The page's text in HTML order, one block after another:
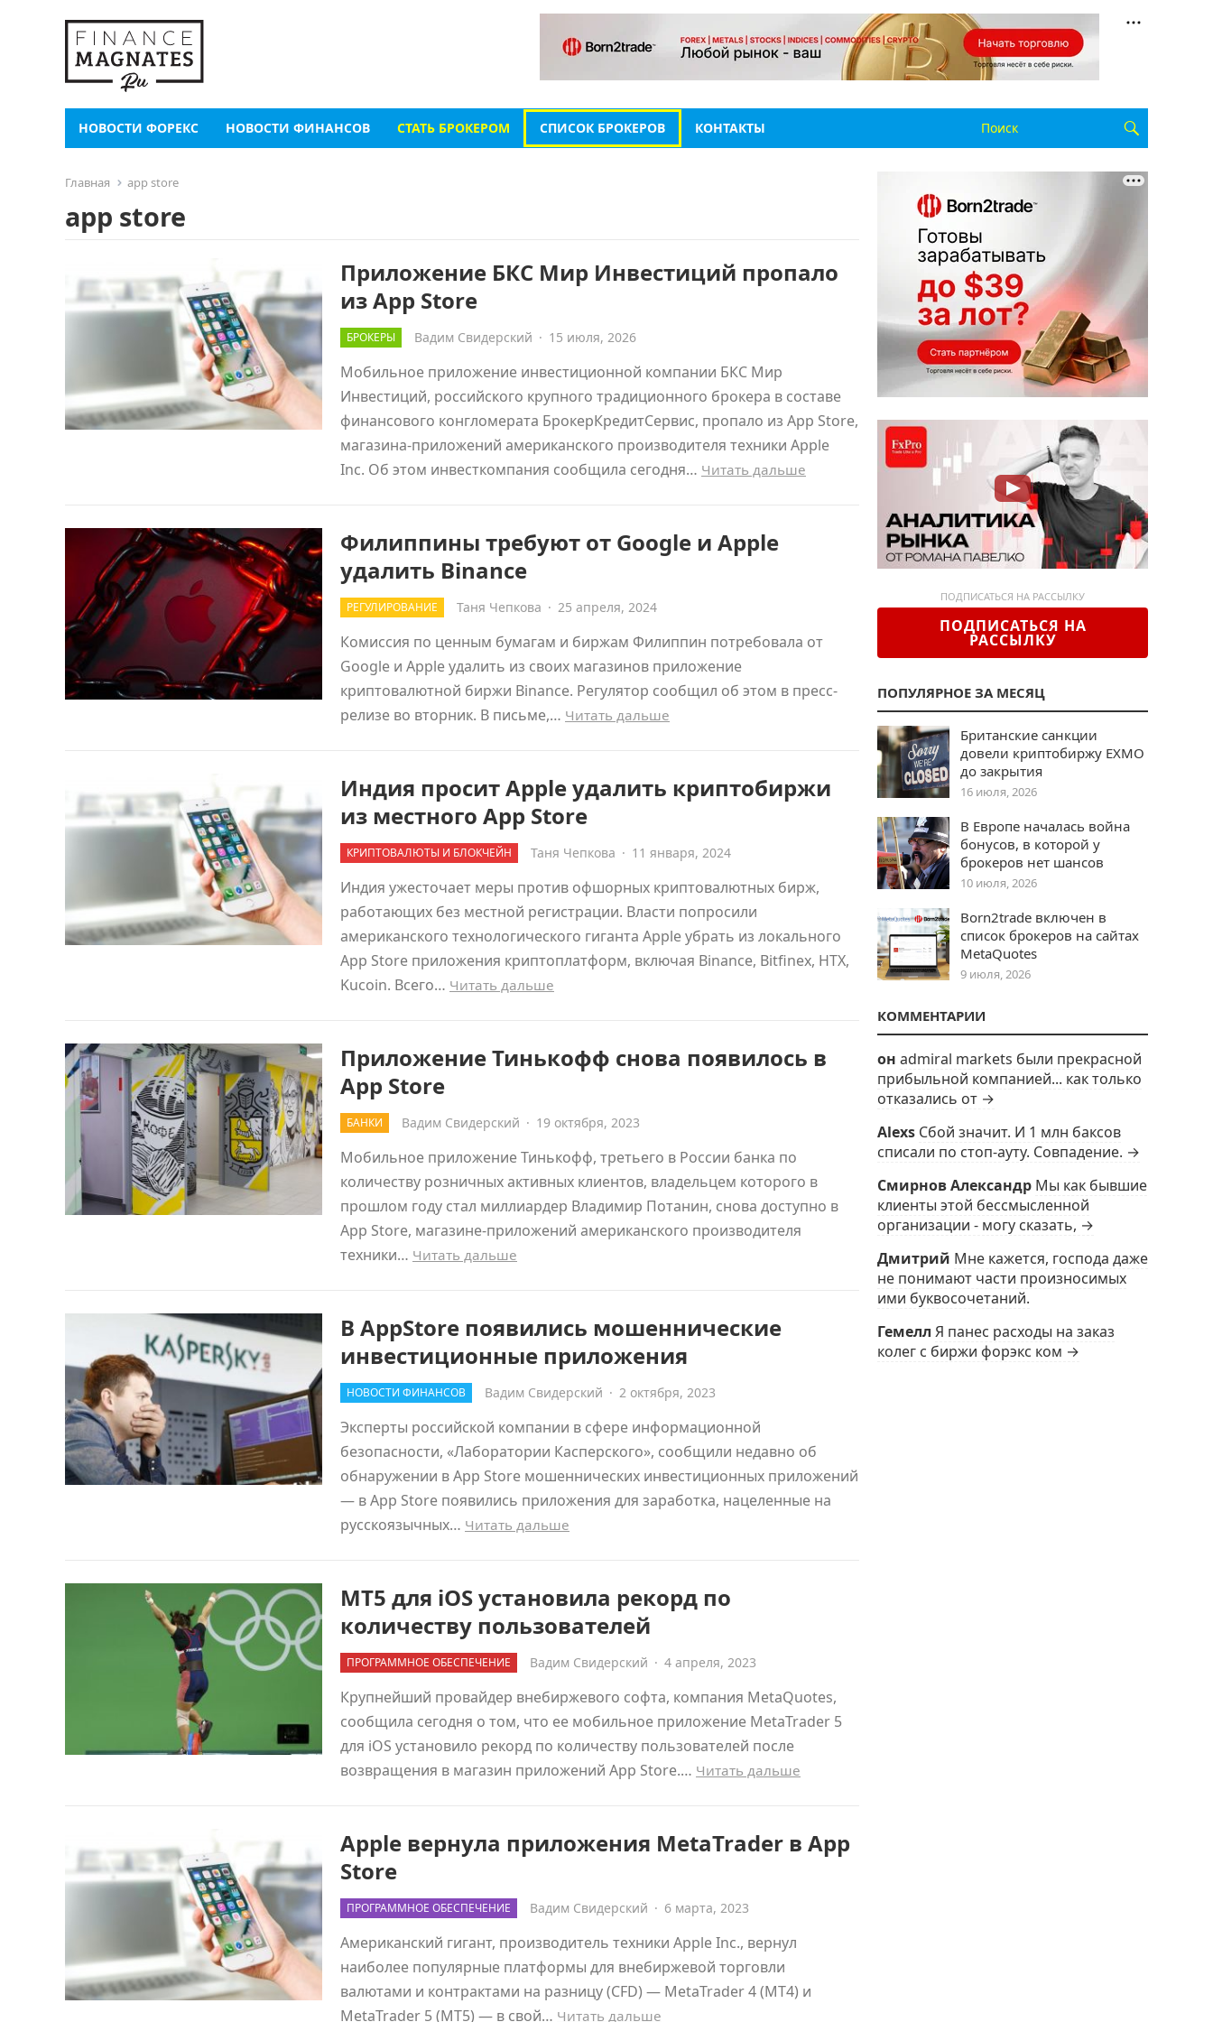
НОВОСТИ ФОРЕКС НОВОСТИ ФИНАНСОВ СТАТЬ БРОКЕРОМ СПИСОК БРОКЕРОВ КОНТАКТЫ
Главная app store
app store
Приложение БКС Мир Инвестиций пропало
из App Store
БРОКЕРЫ Вадим Свидерский · 15 июля, 2026
Мобильное приложение инвестиционной компании БКС Мир
Инвестиций, российского крупного традиционного брокера в составе
финансового конгломерата БрокерКредитСервис, пропало из App Store,
магазина-приложений американского производителя техники Apple
Inc. Об этом инвесткомпания сообщила сегодня… Читать дальше
Филиппины требуют от Google и Apple
удалить Binance
РЕГУЛИРОВАНИЕ Таня Чепкова · 25 апреля, 2024
Комиссия по ценным бумагам и биржам Филиппин потребовала от
Google и Apple удалить из своих магазинов приложение
криптовалютной биржи Binance. Регулятор сообщил об этом в пресс-
релизе во вторник. В письме,… Читать дальше
Индия просит Apple удалить криптобиржи
из местного App Store
КРИПТОВАЛЮТЫ И БЛОКЧЕЙН Таня Чепкова · 11 января, 2024
Индия ужесточает меры против офшорных криптовалютных бирж,
работающих без местной регистрации. Власти попросили
американского технологического гиганта Apple убрать из локального
App Store приложения криптоплатформ, включая Binance, Bitfinex, HTX,
Kucoin. Всего… Читать дальше
Приложение Тинькофф снова появилось в
App Store
БАНКИ Вадим Свидерский · 19 октября, 2023
Мобильное приложение Тинькофф, третьего в России банка по
количеству розничных активных клиентов, владельцем которого в
прошлом году стал миллиардер Владимир Потанин, снова доступно в
App Store, магазине-приложений американского производителя
техники… Читать дальше
В AppStore появились мошеннические
инвестиционные приложения
НОВОСТИ ФИНАНСОВ Вадим Свидерский · 2 октября, 2023
Эксперты российской компании в сфере информационной
безопасности, «Лаборатории Касперского», сообщили недавно об
обнаружении в App Store мошеннических инвестиционных приложений
— в App Store появились приложения для заработка, нацеленные на
русскоязычных… Читать дальше
MT5 для iOS установила рекорд по
количеству пользователей
ПРОГРАММНОЕ ОБЕСПЕЧЕНИЕ Вадим Свидерский · 4 апреля, 2023
Крупнейший провайдер внебиржевого софта, компания MetaQuotes,
сообщила сегодня о том, что ее мобильное приложение MetaTrader 5
для iOS установило рекорд по количеству пользователей после
возвращения в магазин приложений App Store.… Читать дальше
Apple вернула приложения MetaTrader в App
Store
ПРОГРАММНОЕ ОБЕСПЕЧЕНИЕ Вадим Свидерский · 6 марта, 2023
Американский гигант, производитель техники Apple Inc., вернул
наиболее популярные платформы для внебиржевой торговли
валютами и контрактами на разницу (CFD) — MetaTrader 4 (MT4) и
MetaTrader 5 (MT5) — в свой… Читать дальше
ПОДПИСАТЬСЯ НА РАССЫЛКУ
ПОДПИСАТЬСЯ НА
РАССЫЛКУ
ПОПУЛЯРНОЕ ЗА МЕСЯЦ
Британские санкции
довели криптобиржу EXMO
до закрытия
16 июля, 2026
В Европе началась война
бонусов, в которой у
брокеров нет шансов
10 июля, 2026
Born2trade включен в
список брокеров на сайтах
MetaQuotes
9 июля, 2026
КОММЕНТАРИИ
он admiral markets были прекрасной
прибыльной компанией... как только
отказались от →
Alexs Сбой значит. И 1 млн баксов
списали по стоп-ауту. Совпадение. →
Смирнов Александр Мы как бывшие
клиенты этой бессмысленной
организации - могу сказать, →
Дмитрий Мне кажется, господа даже
не понимают части произносимых
ими буквосочетаний.
Гемелл Я панес расходы на заказ
колег с биржи форэкс ком →